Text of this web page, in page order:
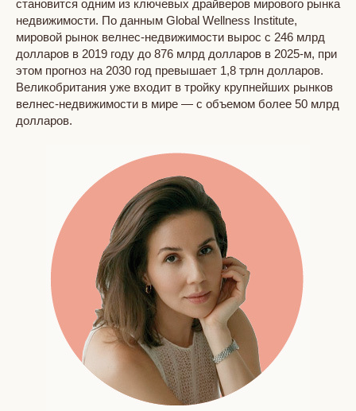
становится одним из ключевых драйверов мирового рынка
недвижимости. По данным Global Wellness Institute,
мировой рынок велнес-недвижимости вырос с 246 млрд
долларов в 2019 году до 876 млрд долларов в 2025-м, при
этом прогноз на 2030 год превышает 1,8 трлн долларов.
Великобритания уже входит в тройку крупнейших рынков
велнес-недвижимости в мире — с объемом более 50 млрд
долларов.